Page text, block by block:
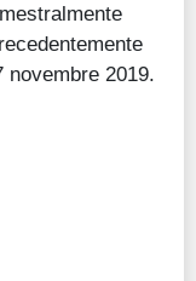
novembre 2019.